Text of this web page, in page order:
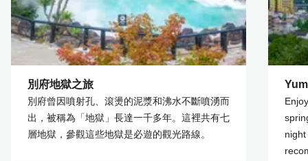
別府地獄之旅
別府曾因噴射孔、滾燙的泥漿和沸水不斷噴湧而
出，被稱為「地獄」長達一千多年。這裡共有七
層地獄，參觀這些地獄是必遊的觀光路線。